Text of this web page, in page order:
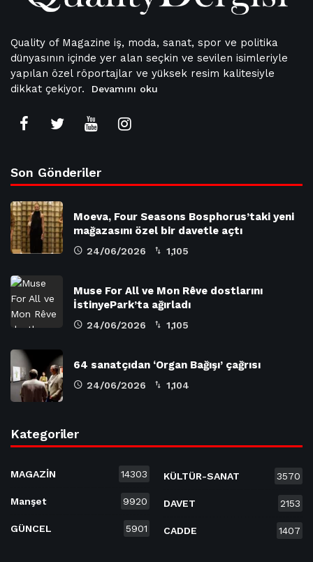
Quality of Magazine iş, moda, sanat, spor ve politika
dünyasının içinde yer alan seçkin ve sevilen isimleriyle
yapılan özel röportajlar ve yüksek resim kalitesiyle
dikkat çekiyor.
Devamını oku
Son Gönderiler
Moeva, Four Seasons Bosphorus’taki yeni
mağazasını özel bir davetle açtı
24/06/2026 1,105
Muse For All ve Mon Rêve dostlarını
İstinyePark’ta ağırladı
24/06/2026 1,105
64 sanatçıdan ‘Organ Bağışı’ çağrısı
24/06/2026 1,104
Kategoriler
MAGAZİN 14303
Manşet 9920
GÜNCEL 5901
KÜLTÜR-SANAT 3570
DAVET 2153
CADDE 1407